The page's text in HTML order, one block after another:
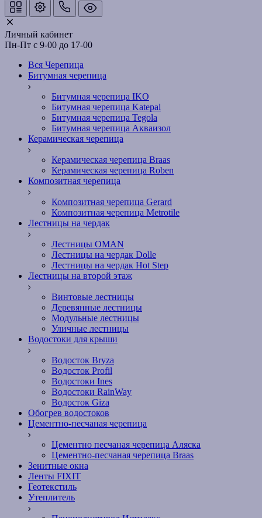
Личный кабинет
Пн-Пт с 9-00 до 17-00
Вся Черепица
Битумная черепица
Битумная черепица IKO
Битумная черепица Katepal
Битумная черепица Tegola
Битумная черепица Акваизол
Керамическая черепица
Керамическая черепица Braas
Керамическая черепица Roben
Композитная черепица
Композитная черепица Gerard
Композитная черепица Metrotile
Лестницы на чердак
Лестницы OMAN
Лестницы на чердак Dolle
Лестницы на чердак Hot Step
Лестницы на второй этаж
Винтовые лестницы
Деревянные лестницы
Модульные лестницы
Уличные лестницы
Водостоки для крыши
Водосток Bryza
Водосток Profil
Водостоки Ines
Водостоки RainWay
Водосток Giza
Обогрев водостоков
Цементно-песчаная черепица
Цементно песчаная черепица Аляска
Цементно-песчаная черепица Braas
Зенитные окна
Ленты FIXIT
Геотекстиль
Утеплитель